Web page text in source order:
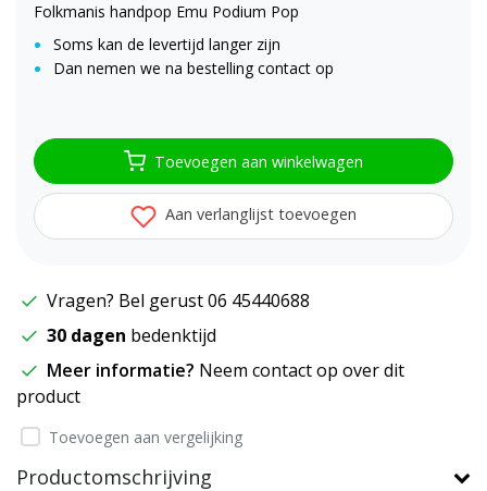
Folkmanis handpop Emu Podium Pop
Soms kan de levertijd langer zijn
Dan nemen we na bestelling contact op
Toevoegen aan winkelwagen
Aan verlanglijst toevoegen
Vragen? Bel gerust 06 45440688
30 dagen bedenktijd
Meer informatie? Neem contact op over dit
product
Toevoegen aan vergelijking
Productomschrijving